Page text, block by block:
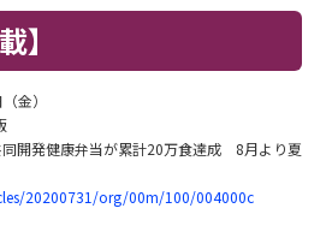
】
金）
発健康弁当が累計20万食達成 8月より夏
20200731/org/00m/100/004000c